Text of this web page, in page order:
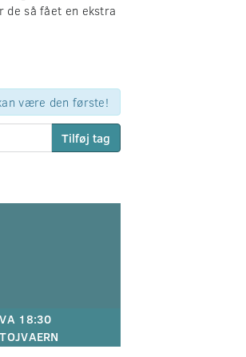
de så fået en ekstra
være den første!
Tilføj tag
18:30